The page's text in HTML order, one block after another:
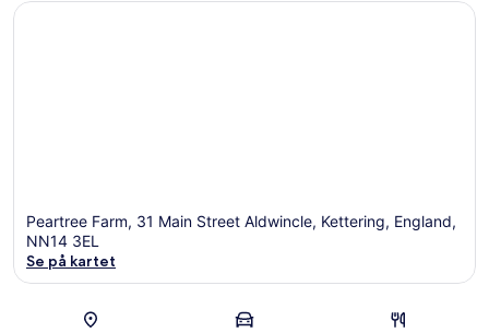
Peartree Farm, 31 Main Street Aldwincle, Kettering, England,
NN14 3EL
Se på kartet